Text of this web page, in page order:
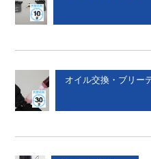
オイル交換・ブリー